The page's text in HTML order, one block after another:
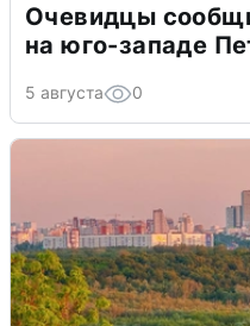
Очевидцы
на юго-западе
5 августа 0